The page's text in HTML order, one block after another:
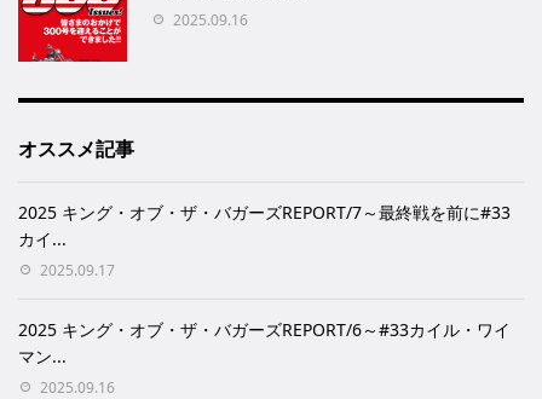
2025.09.16
オススメ記事
2025 キング・オブ・ザ・バガーズREPORT/7～最終戦を前に#33
カイ...
2025.09.17
2025 キング・オブ・ザ・バガーズREPORT/6～#33カイル・ワイ
マン...
2025.09.16